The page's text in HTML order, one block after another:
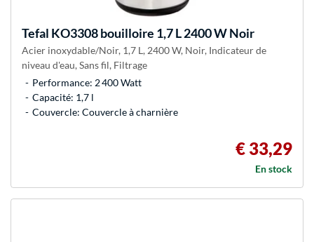
Tefal KO3308 bouilloire 1,7 L 2400 W Noir
Acier inoxydable/Noir, 1,7 L, 2400 W, Noir, Indicateur de
niveau d'eau, Sans fil, Filtrage
Performance: 2 400 Watt
Capacité: 1,7 l
Couvercle: Couvercle à charnière
€ 33,29
En stock